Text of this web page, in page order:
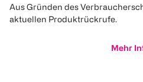
Aus Gründen des
aktuellen Produktrückrufe.
Mehr